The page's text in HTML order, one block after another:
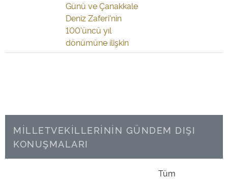
Günü ve Çanakkale
Deniz Zaferi'nin
100'üncü yıl
dönümüne ilişkin
MİLLETVEKİLLERİNİN GÜNDEM DIŞI
KONUŞMALARI
Tüm